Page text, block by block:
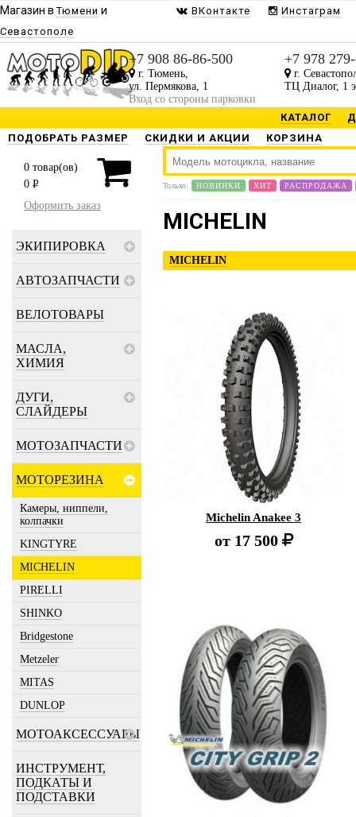
Магазин вТюмени и
Севастополе
ВКонтакте Инстаграм
+7 908 86-86-500
г. Тюмень,
ул. Пермякова, 1
Вход со стороны парковки
+7 978
г.
ТЦ Диалог, 1
КАТАЛОГ
ПОДОБРАТЬ РАЗМЕР
СКИДКИ И АКЦИИ КОРЗИНА
0 товар(ов)
0 P
Оформить заказ
ЭКИПИРОВКА
АВТОЗАПЧАСТИ
ВЕЛОТОВАРЫ
МАСЛА,
ХИМИЯ
ДУГИ,
СЛАЙДЕРЫ
МОТОЗАПЧАСТИ
МОТОРЕЗИНА
Камеры, ниппели,
колпачки
KINGTYRE
MICHELIN
PIRELLI
SHINKO
Bridgestone
Metzeler
MITAS
DUNLOP
МОТОАКСЕССУАРЫ
ИНСТРУМЕНТ,
ПОДКАТЫ И
ПОДСТАВКИ
Только: НОВИНКИ ХИТ РАСПРОДАЖА
MICHELIN
MICHELIN
Michelin Anakee 3
от 17 500